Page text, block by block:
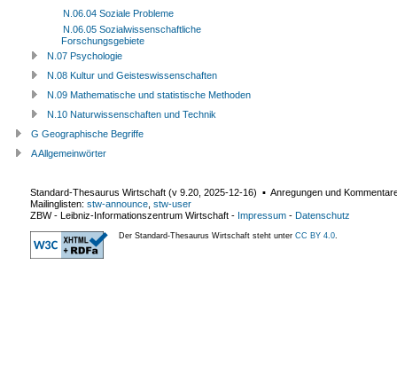
N.06.04 Soziale Probleme
N.06.05 Sozialwissenschaftliche
Forschungsgebiete
N.07 Psychologie
N.08 Kultur und Geisteswissenschaften
N.09 Mathematische und statistische Methoden
N.10 Naturwissenschaften und Technik
G Geographische Begriffe
A Allgemeinwörter
Standard-Thesaurus Wirtschaft (v 9.20 2025-12-16) ▪ Anregungen und
Mailinglisten: stw-announce stw-user
ZBW - Leibniz-Informationszentrum Wirtschaft - Impressum - Datenschutz
Der Standard-Thesaurus Wirtschaft steht unter CC BY 4.0